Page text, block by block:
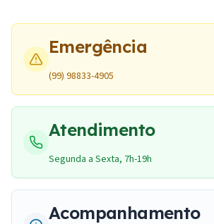
Emergência
(99) 98833-4905
Atendimento
Segunda a Sexta, 7h-19h
Acompanhamento